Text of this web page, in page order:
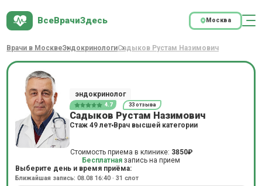
ВсеВрачиЗдесь Москва
Врачи в МосквеЭндокринологиСадыков Рустам Назимович
эндокринолог
4.7 33 отзыва
Садыков Рустам Назимович
Стаж 49 лет Врач высшей категории
Стоимость приема в клинике: 3850₽
Бесплатная запись на прием
Выберите день и время приёма:
Ближайшая запись: 08.08 16:40 · 31 слот